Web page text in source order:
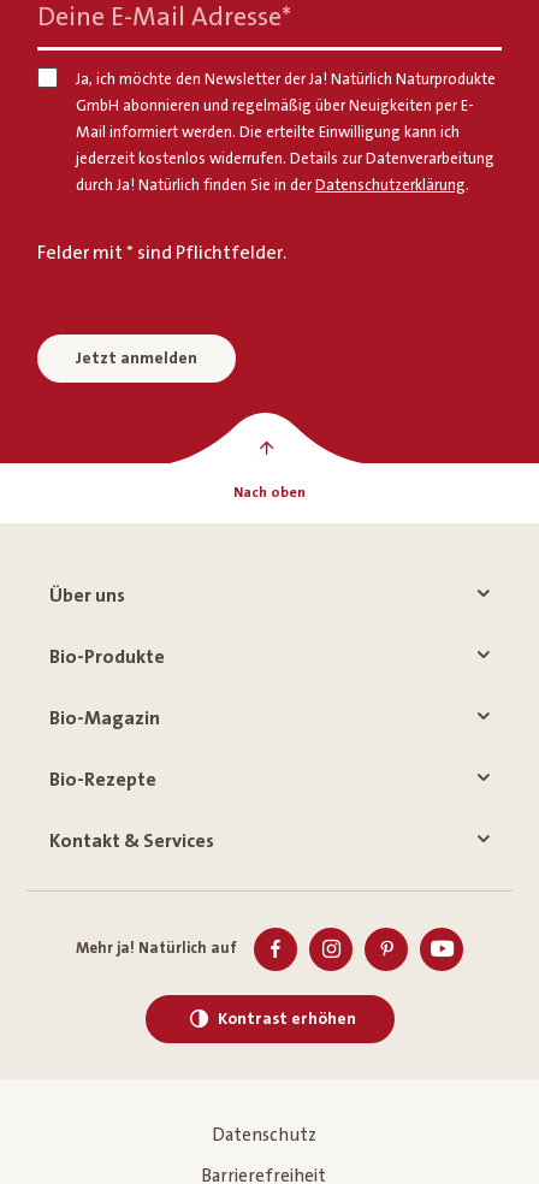
Deine E-Mail Adresse*
Ja, ich möchte den Newsletter der Ja! Natürlich Naturprodukte
GmbH abonnieren und regelmäßig über Neuigkeiten per E-
Mail informiert werden. Die erteilte Einwilligung kann ich
jederzeit kostenlos widerrufen. Details zur Datenverarbeitung
durch Ja! Natürlich finden Sie in derDatenschutzerklärung.
Felder mit * sind Pflichtfelder.
Jetzt anmelden
Nach oben
Über uns
Bio-Produkte
Bio-Magazin
Bio-Rezepte
Kontakt & Services
Mehr ja! Natürlich auf
Kontrast erhöhen
Datenschutz
Barrierefreiheit